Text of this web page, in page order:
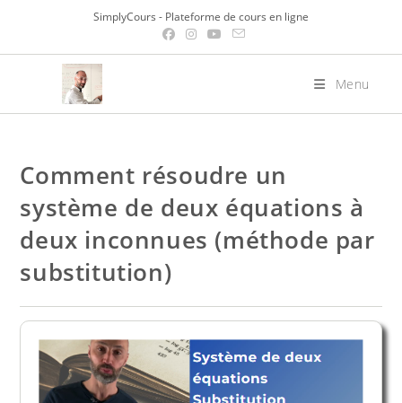
content
SimplyCours - Plateforme de cours en ligne
Menu
Comment résoudre un
système de deux équations à
deux inconnues (méthode par
substitution)